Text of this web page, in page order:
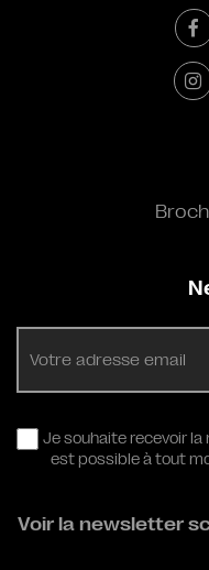
Je souhaite recevoir
est possible à tout
Voir la newsletter